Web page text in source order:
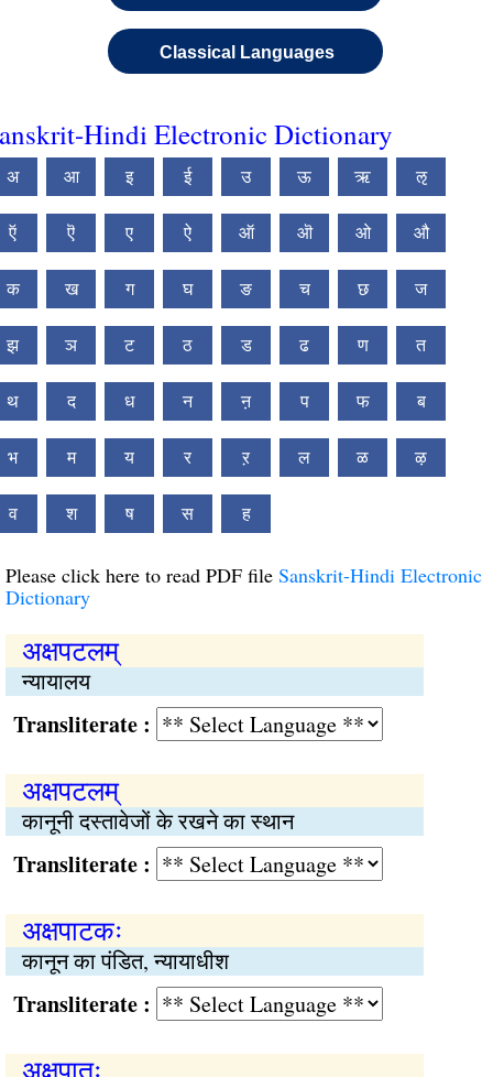
Classical Languages
Hindi Electronic Dictionary
अ आ इ ई उ ऊ ऋ ऌ
ऍ ऎ ए ऐ ऑ ऒ ओ औ
क ख ग घ ङ च छ ज
झ ञ ट ठ ड ढ ण त
थ द ध न ऩ प फ ब
भ म य र ऱ ल ळ ऴ
व श ष स ह
Please click here to read PDF file Sanskrit-Hindi Electronic
Dictionary
अक्षपटलम्
न्यायालय
:
अक्षपटलम्
कानूनी दस्तावेजों के रखने का स्थान
:
अक्षपाटकः
कानून का पंडित, न्यायाधीश
: